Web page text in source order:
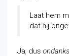
Laat hem
dat hij
Ja, dus ondanks